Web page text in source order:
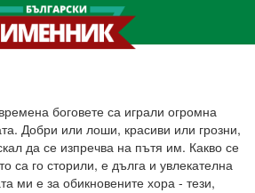
боговете са играли огромна
Добри или лоши, красиви или грозни,
да се изпречва на пътя им. Какво се
са го сторили, е дълга и увлекателна
ми е за обикновените хора - тези,